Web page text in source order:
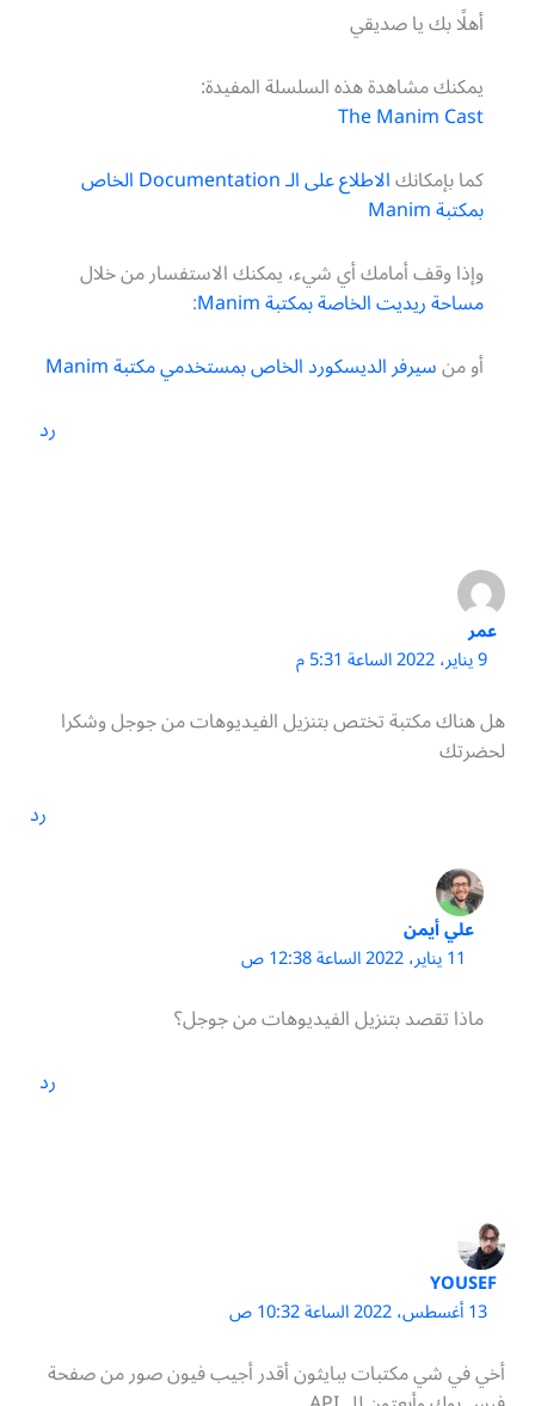
أهلًا بك يا صديقي
يمكنك مشاهدة هذه السلسلة المفيدة:
The Manim Cast
كما بإمكانك
الاطلاع على الـ Documentation الخاص
بمكتبة Manim
وإذا وقف أمامك أي شيء، يمكنك الاستفسار من خلال
مساحة ريديت الخاصة بمكتبة Manim
:
أو منسيرفر الديسكورد الخاص بمستخدمي مكتبة Manim
رد
عمر
9 يناير، 2022 الساعة 5:31 م
هل هناك مكتبة تختص بتنزيل الفيديوهات من جوجل وشكرا
لحضرتك
رد
علي أيمن
11 يناير، 2022 الساعة 12:38 ص
ماذا تقصد بتنزيل الفيديوهات من جوجل؟
رد
YOUSEF
13 أغسطس، 2022 الساعة 10:32 ص
أخي في شي مكتبات ببايثون أقدر أجيب فيون صور من صفحة